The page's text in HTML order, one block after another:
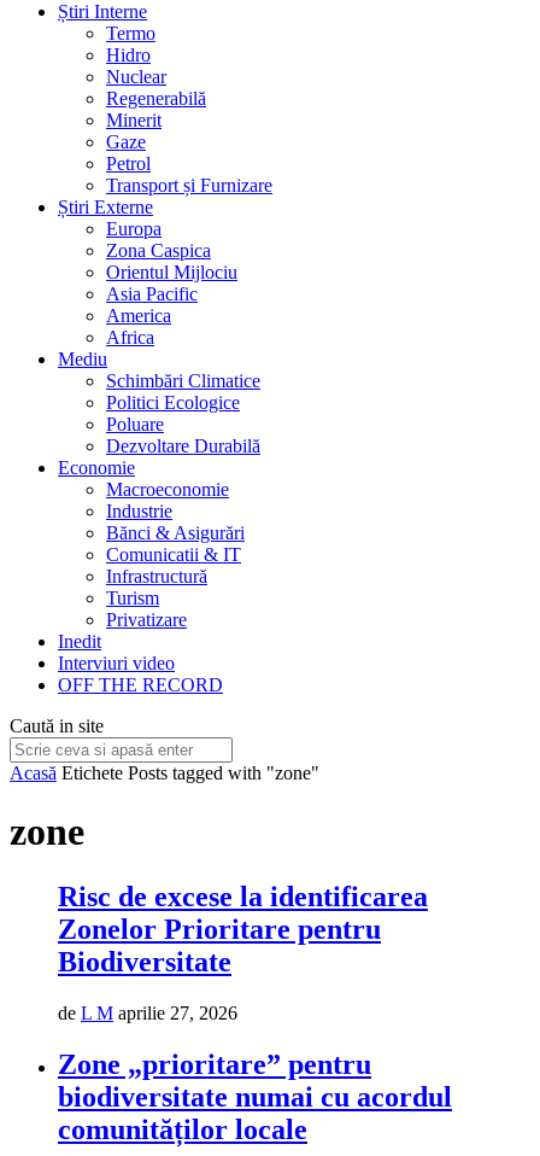
Știri Interne
Termo
Hidro
Nuclear
Regenerabilă
Minerit
Gaze
Petrol
Transport și Furnizare
Știri Externe
Europa
Zona Caspica
Orientul Mijlociu
Asia Pacific
America
Africa
Mediu
Schimbări Climatice
Politici Ecologice
Poluare
Dezvoltare Durabilă
Economie
Macroeconomie
Industrie
Bănci & Asigurări
Comunicatii & IT
Infrastructură
Turism
Privatizare
Inedit
Interviuri video
OFF THE RECORD
Caută in site
Acasă Etichete Posts tagged with "zone"
zone
Risc de excese la identificarea
Zonelor Prioritare pentru
Biodiversitate
de L M aprilie 27, 2026
Zone „prioritare” pentru
biodiversitate numai cu acordul
comunităților locale